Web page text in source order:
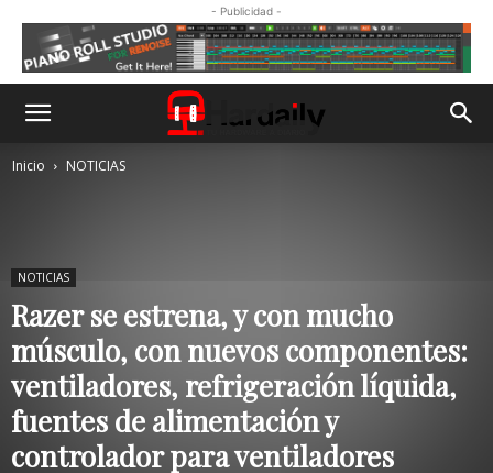
- Publicidad -
Inicio NOTICIAS
NOTICIAS
Razer se estrena, y con mucho
músculo, con nuevos componentes:
ventiladores, refrigeración líquida,
fuentes de alimentación y
controlador para ventiladores